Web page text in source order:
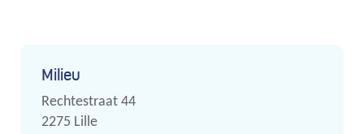
Contact
Milieu
Adres
Rechtestraat 44
,2275 Lille